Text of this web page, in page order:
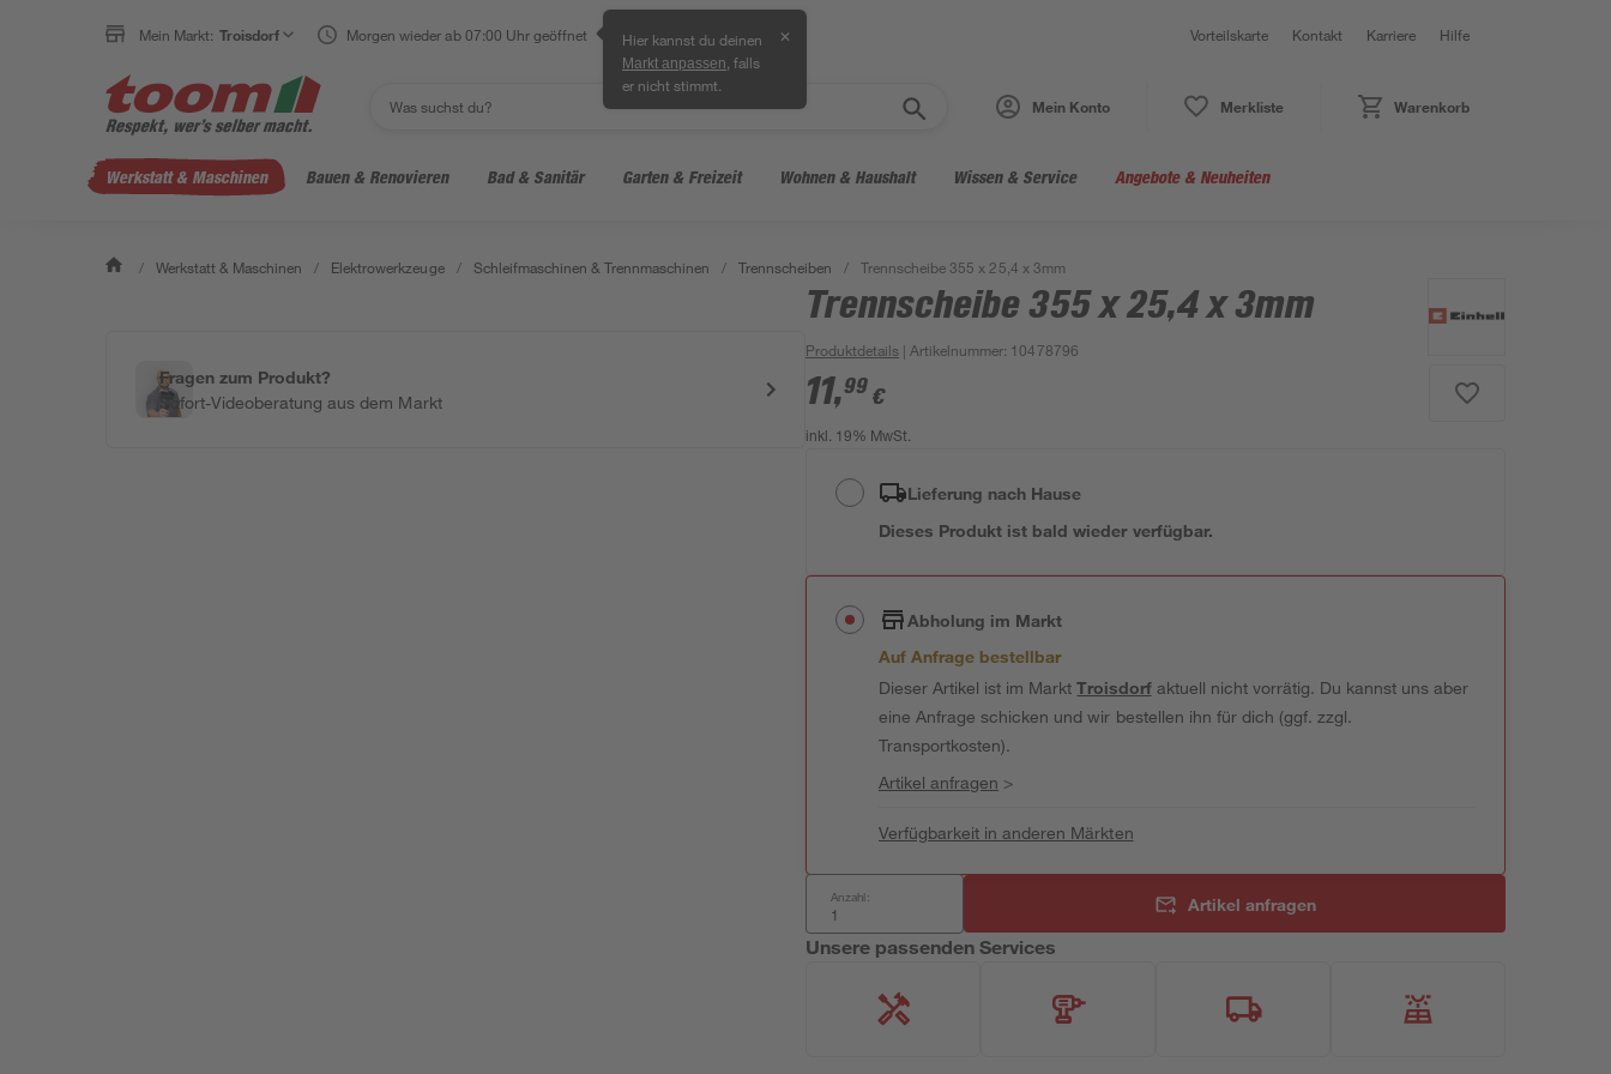
Mein Markt: Troisdorf Morgen wieder ab 07:00 Uhr geöffnet Hier kannst du deinen
Markt anpassen , falls
er nicht stimmt.
✕ Vorteilskarte Kontakt Karriere Hilfe
Mein Konto Merkliste Warenkorb
Werkstatt & Maschinen Bauen & Renovieren Bad & Sanitär Garten & Freizeit Wohnen & Haushalt Wissen & Service Angebote & Neuheiten
/ Werkstatt & Maschinen / Elektrowerkzeuge / Schleifmaschinen & Trennmaschinen / Trennscheiben / Trennscheibe 355 x 25,4 x 3mm
Fragen zum Produkt?
Sofort-Videoberatung aus dem Markt
Trennscheibe 355 x 25,4 x 3mm
Produktdetails | Artikelnummer: 10478796
11,99 €
inkl. 19% MwSt.
Lieferung nach Hause
Dieses Produkt ist bald wieder verfügbar.
Abholung im Markt
Auf Anfrage bestellbar
Dieser Artikel ist im MarktTroisdorfaktuell nicht vorrätig. Du kannst uns aber
eine Anfrage schicken und wir bestellen ihn für dich (ggf. zzgl.
Transportkosten).
Artikel anfragen >
Verfügbarkeit in anderen Märkten
Anzahl: Artikel anfragen
Unsere passenden Services